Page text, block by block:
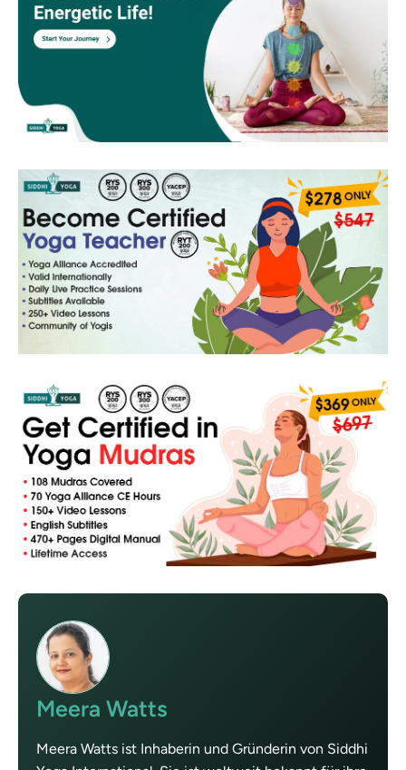
Meera Watts
Meera Watts ist Inhaberin und Gründerin von Siddhi